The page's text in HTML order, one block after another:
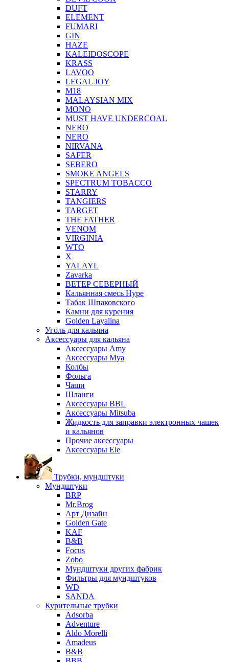
DUFT
ELEMENT
FUMARI
GIN
HAZE
KALEIDOSCOPE
KRASS
LAVOO
LEGAL JOY
M18
MALAYSIAN MIX
MONO
MUST HAVE UNDERCOAL
NERO
NERO
NIRVANA
SAFER
SEBERO
SMOKE ANGELS
SPECTRUM TOBACCO
STARRY
TANGIERS
TARGET
THE FATHER
VENOM
VIRGINIA
WTO
X
YALAYL
Zavarka
ВЕТЕР СЕВЕРНЫЙ
Кальянная смесь Hype
Табак Шпаковского
Камни для курения
Golden Layalina
Уголь для кальяна
Аксессуары для кальяна
Aксессуары Amy
Аксессуары Mya
Колбы
Фольга
Чаши
Шланги
Аксессуары BBL
Аксессуары Mitsuba
Жидкость для заправки электронных чашек
и кальянов
Прочие аксессуары
Аксессуары Ele
Трубки, мундштуки
Мундштуки
BRP
Mr.Brog
Арт Дизайн
Golden Gate
KAF
B&B
Focus
Zobo
Мундштуки других фабрик
Фильтры для мундштуков
WD
SANDA
Курительные трубки
Adsorba
Adventure
Aldo Morelli
Amadeus
B&B